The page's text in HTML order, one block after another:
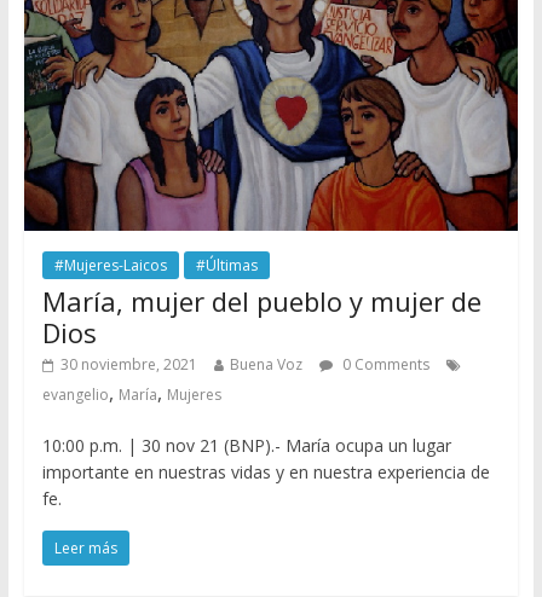
#Mujeres-Laicos #Últimas
María, mujer del pueblo y mujer de
Dios
30 noviembre, 2021 Buena Voz
0 Comments
evangelio, María, Mujeres
10:00 p.m. | 30 nov 21 (BNP).- María ocupa un lugar
importante en nuestras vidas y en nuestra experiencia de
fe.
Leer más